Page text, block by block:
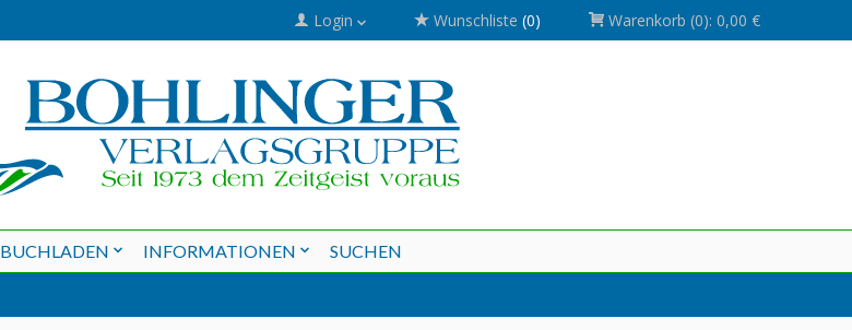
Login Wunschliste (0) Warenkorb (0): 0,00 €
BUCHLADEN INFORMATIONEN SUCHEN